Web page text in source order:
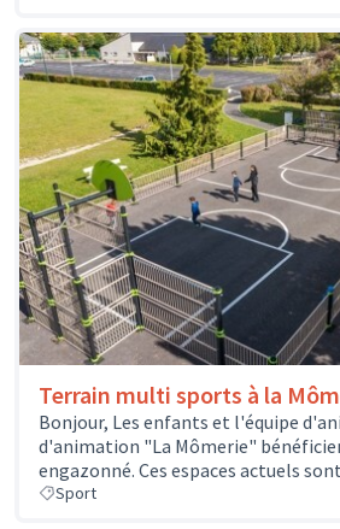
Terrain multi sports à la
Bonjour, Les enfants et l'équipe
d'animation "La Mômerie"
engazonné. Ces espaces actuels
Sport